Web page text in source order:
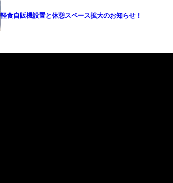
軽食自販機設置と休憩スペース拡大のお知らせ！